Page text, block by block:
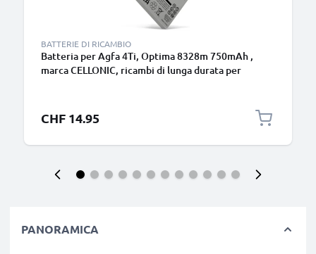
BATTERIE DI RICAMBIO
Batteria per Agfa 4Ti, Optima 8328m 750mAh ,
marca CELLONIC, ricambi di lunga durata per
CHF 14.95
PANORAMICA